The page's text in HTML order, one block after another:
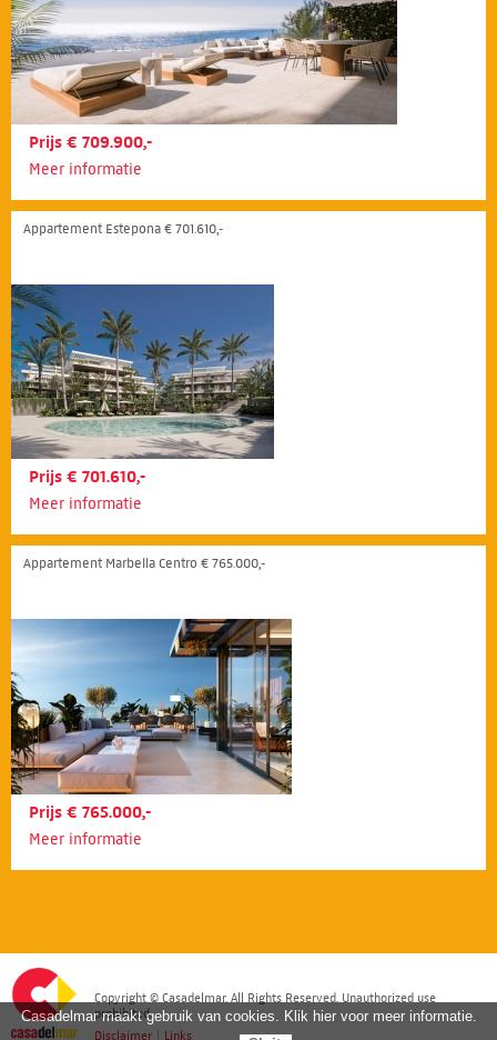
Prijs € 709.900,-
Meer informatie
Appartement Estepona € 701.610,-
Prijs € 701.610,-
Meer informatie
Appartement Marbella Centro € 765.000,-
Prijs € 765.000,-
Meer informatie
Copyright © Casadelmar. All Rights Reserved. Unauthorized use
prohibited.
Disclaimer | Links
Casadelmar maakt gebruik van cookies. Klik hier voor meer informatie.